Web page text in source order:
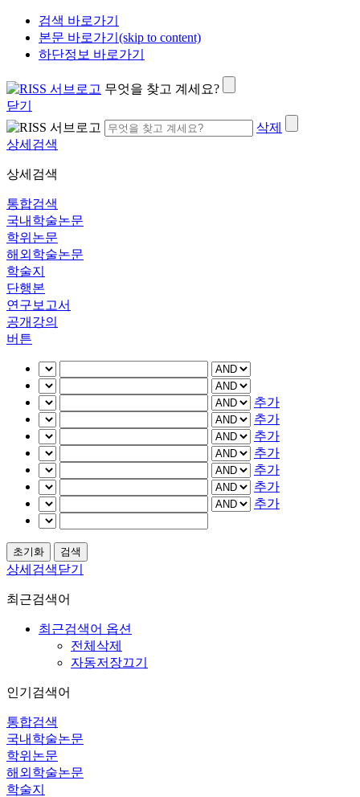
검색 바로가기
본문 바로가기(skip to content)
하단정보 바로가기
무엇을 찾고 계세요?
닫기
삭제
상세검색
상세검색
통합검색
국내학술논문
학위논문
해외학술논문
학술지
단행본
연구보고서
공개강의
버튼
추가
추가
추가
추가
추가
추가
추가
상세검색닫기
최근검색어
최근검색어 옵션
전체삭제
자동저장끄기
인기검색어
통합검색
국내학술논문
학위논문
해외학술논문
학술지